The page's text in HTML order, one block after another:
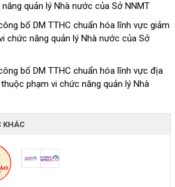
quản lý Nhà nước của Sở NNMT
bố DM TTHC chuẩn hóa lĩnh vực giảm
chức năng quản lý Nhà nước của Sở
bố DM TTHC chuẩn hóa lĩnh vực địa
phạm vi chức năng quản lý Nhà
KHÁC